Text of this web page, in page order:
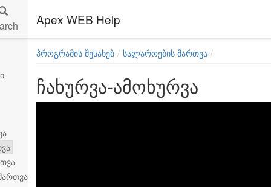
Apex WEB Help
პროგრამის შესახებ სალაროების მართვა
ჩახურვა-ამოხურვა